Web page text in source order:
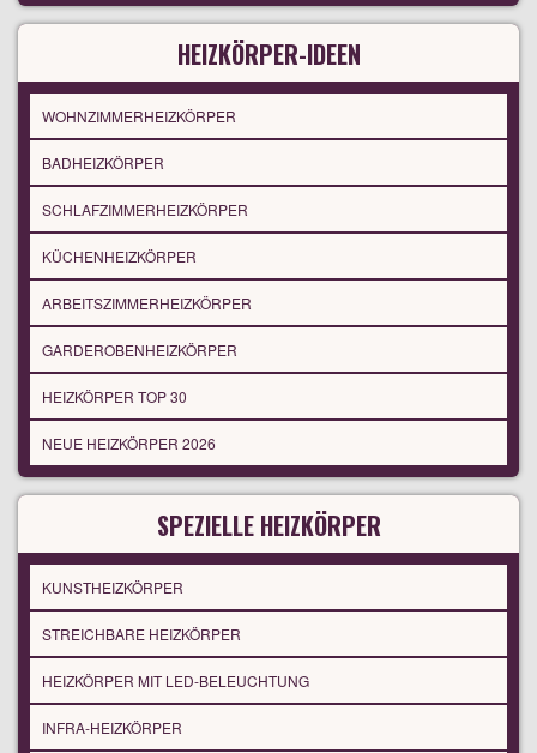
HEIZKÖRPER-IDEEN
WOHNZIMMERHEIZKÖRPER
BADHEIZKÖRPER
SCHLAFZIMMERHEIZKÖRPER
KÜCHENHEIZKÖRPER
ARBEITSZIMMERHEIZKÖRPER
GARDEROBENHEIZKÖRPER
HEIZKÖRPER TOP 30
NEUE HEIZKÖRPER 2026
SPEZIELLE HEIZKÖRPER
KUNSTHEIZKÖRPER
STREICHBARE HEIZKÖRPER
HEIZKÖRPER MIT LED-BELEUCHTUNG
INFRA-HEIZKÖRPER